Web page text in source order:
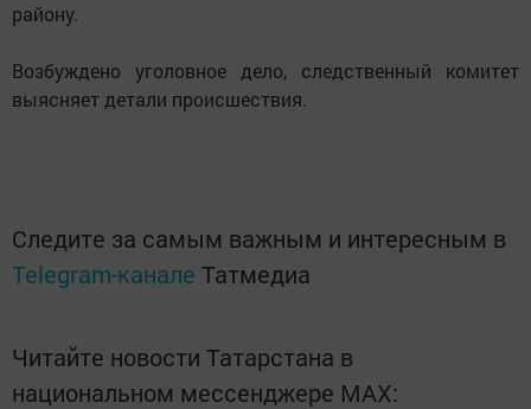
району.
Возбуждено уголовное дело, следственный комитет
выясняет детали происшествия.
Следите за самым важным и интересным в
Telegram-канале Татмедиа
Читайте новости Татарстана в
национальном мессенджере MАХ: